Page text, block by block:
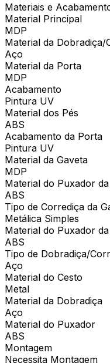
Materiais e
Material Principal
MDP
Material da Dobradiça/
Aço
Material da Porta
MDP
Acabamento
Pintura UV
Material dos Pés
ABS
Acabamento da Porta
Pintura UV
Material da Gaveta
MDP
Material do Puxador
ABS
Tipo de Corrediça da
Metálica Simples
Material do Puxador
ABS
Tipo de Dobradiça/
Aço
Material do Cesto
Metal
Material da Dobradiça
Aço
Material do Puxador
ABS
Montagem
Necessita Montagem